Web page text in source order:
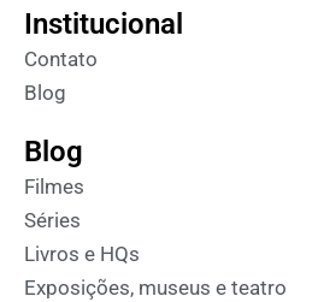
Institucional
Contato
Blog
Blog
Filmes
Séries
Livros e HQs
Exposições, museus e teatro